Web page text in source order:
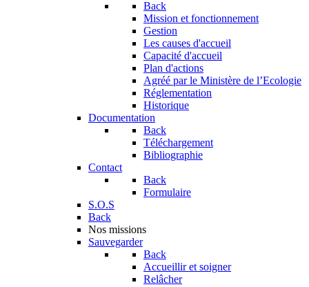
Back
Mission et fonctionnement
Gestion
Les causes d'accueil
Capacité d'accueil
Plan d'actions
Agréé par le Ministère de l’Ecologie
Réglementation
Historique
Documentation
Back
Téléchargement
Bibliographie
Contact
Back
Formulaire
S.O.S
Back
Nos missions
Sauvegarder
Back
Accueillir et soigner
Relâcher